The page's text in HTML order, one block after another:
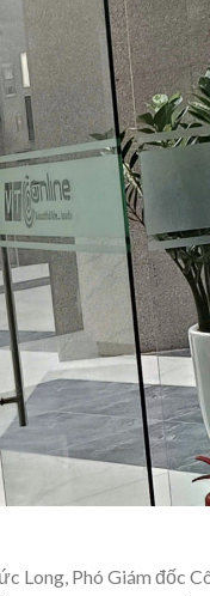
Long, Phó Giám đốc